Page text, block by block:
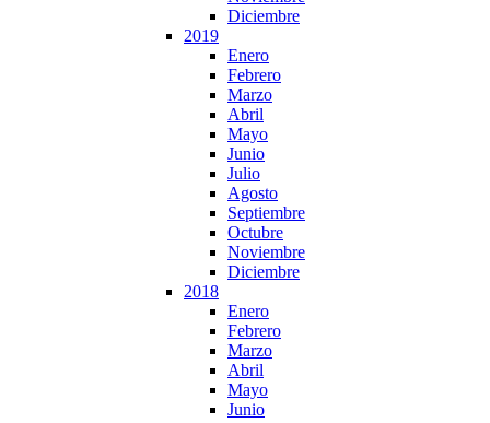
Diciembre
2019
Enero
Febrero
Marzo
Abril
Mayo
Junio
Julio
Agosto
Septiembre
Octubre
Noviembre
Diciembre
2018
Enero
Febrero
Marzo
Abril
Mayo
Junio